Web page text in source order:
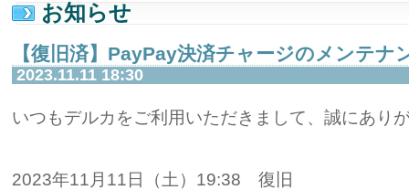
お知らせ
【復旧済】PayPay決済チャージのメンテナ
2023.11.11 18:30
いつもデルカをご利用いただきまして、誠にあり
2023年11月11日（土）19:38 復旧